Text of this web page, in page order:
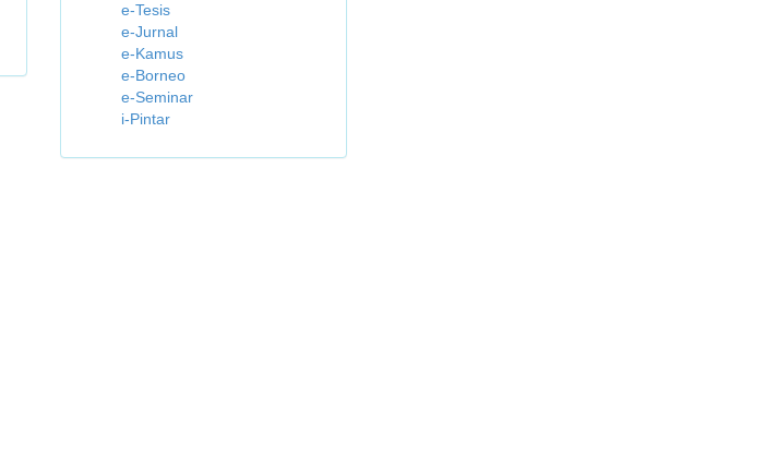
e-Tesis
e-Jurnal
e-Kamus
e-Borneo
e-Seminar
i-Pintar